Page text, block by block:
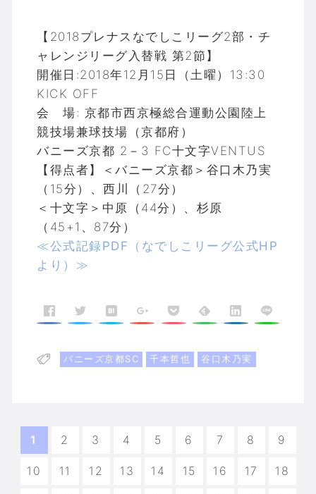
【2018プレナスなでしこリーグ2部・チ
ャレンジリーグ入替戦 第2節】
開催日:2018年12月15日（土曜）13:30
KICK OFF
会 場: 京都市西京極総合運動公園陸上
競技場兼球技場（京都府）
バニーズ京都 2－3 FC十文字VENTUS
【得点者】＜バニーズ京都＞谷口木乃実
（15分）、西川（27分）
＜十文字＞中原（44分）、杉原
（45+1、87分）
≪公式記録PDF（なでしこリーグ公式HP
より）≫
バニーズ京都SC 千本哲也 谷口木乃実
1 2 3 4 5 6 7 8 9
10 11 12 13 14 15 16 17 18